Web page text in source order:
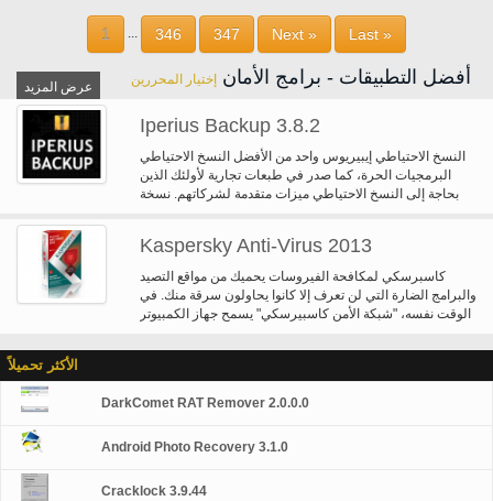
الشبكة والتخزين الأخرى المحلية والبعيدة. التشفير وضغط، والتكامل "جوجل بحث
سطح المكتب" والإدارة عن بعد هي الميزات الإضافية التي تجعل برنامج Norton Ghost
برنامج النسخ احتياطي قوية وآمنة.
1 ... 346 347 Next » Last »
أفضل التطبيقات - برامج الأمان إختيار المحررين عرض المزيد
Iperius Backup 3.8.2
النسخ الاحتياطي إيبيريوس واحد من الأفضل النسخ الاحتياطي
البرمجيات الحرة، كما صدر في طبعات تجارية لأولئك الذين
بحاجة إلى النسخ الاحتياطي ميزات متقدمة لشركاتهم. نسخة
USB الخارجية ومحركات RDX، ناس وأجهزة الكمبيوتر المتصلة
بالشبكة. قد جدولة شاملة ومهام إرسال البريد الإلكتروني. وهو
يدعم ضغط zip مع أي حد حجم النسخ الاحتياطي التزايدي
Kaspersky Anti-Virus 2013
كاسبرسكي لمكافحة الفيروسات يحميك من مواقع التصيد
والبرامج الضارة التي لن تعرف إلا كانوا يحاولون سرقة منك. في
الوقت نفسه، "شبكة الأمن كاسبيرسكي" يسمح جهاز الكمبيوتر
قبل. يستفيد جميع مستخدمي كاسبرسكي 250 مليون من
ادواري مسح الملفات، البريد الإلكتروني والإنترنت المرور
"إنترنت إكسبلورر" الضعف تعطيل وصلات لمواقع البرمجيات
شبكة الأمن) جميع أنواع keyloggers "التلقائي قاعدة بيانات
الأكثر تحميلاً
DarkComet RAT Remover 2.0.0.0
Android Photo Recovery 3.1.0
Cracklock 3.9.44